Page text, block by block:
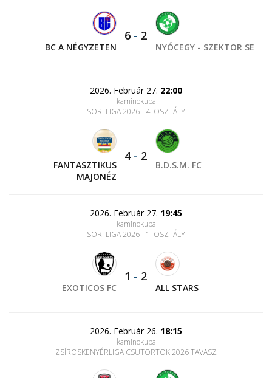
BC A NÉGYZETEN
6 - 2
NYÓCEGY - SZEKTOR SE
2026. Február 27. 22:00
kaminokupa
SORI LIGA 2026 - 4. OSZTÁLY
FANTASZTIKUS
MAJONÉZ
4- 2
B.D.S.M. FC
2026. Február 27. 19:45
kaminokupa
SORI LIGA 2026 - 1. OSZTÁLY
EXOTICOS FC
1 - 2
ALL STARS
2026. Február 26. 18:15
kaminokupa
ZSÍROSKENYÉRLIGA CSÜTÖRTÖK 2026 TAVASZ